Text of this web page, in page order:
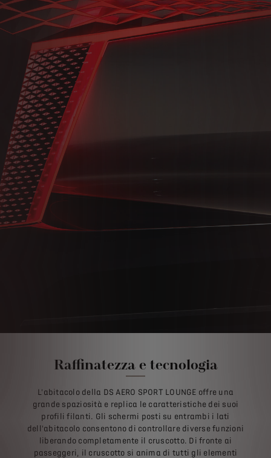
Raffinatezza e tecnologia
L'abitacolo della DS AERO SPORT LOUNGE offre una
grande spaziosità e replica le caratteristiche dei suoi
profili filanti. Gli schermi posti su entrambi i lati
dell'abitacolo consentono di controllare diverse funzioni
liberando completamente il cruscotto. Di fronte ai
passeggeri, il cruscotto si anima di tutti gli elementi